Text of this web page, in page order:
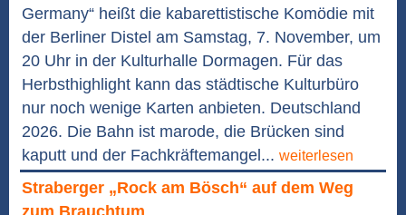
Germany“ heißt die kabarettistische Komödie mit
der Berliner Distel am Samstag, 7. November, um
20 Uhr in der Kulturhalle Dormagen. Für das
Herbsthighlight kann das städtische Kulturbüro
nur noch wenige Karten anbieten. Deutschland
2026. Die Bahn ist marode, die Brücken sind
kaputt und der Fachkräftemangel... weiterlesen
Straberger „Rock am Bösch“ auf dem Weg
zum Brauchtum